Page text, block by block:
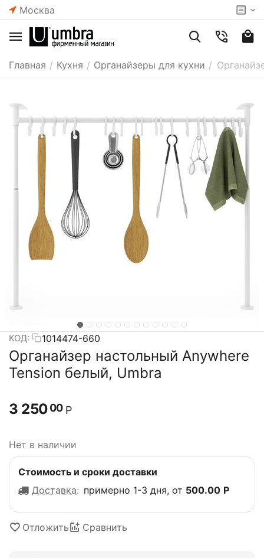
Москва
Главная / Кухня / Органайзеры для кухни /
КОД: 1014474-660
Органайзер настольный Anywhere
Tension белый, Umbra
3 25000 Р
Нет в наличии
Стоимость и сроки доставки
Доставка: примерно 1-3 дня, от 500.00 Р
Отложить Сравнить